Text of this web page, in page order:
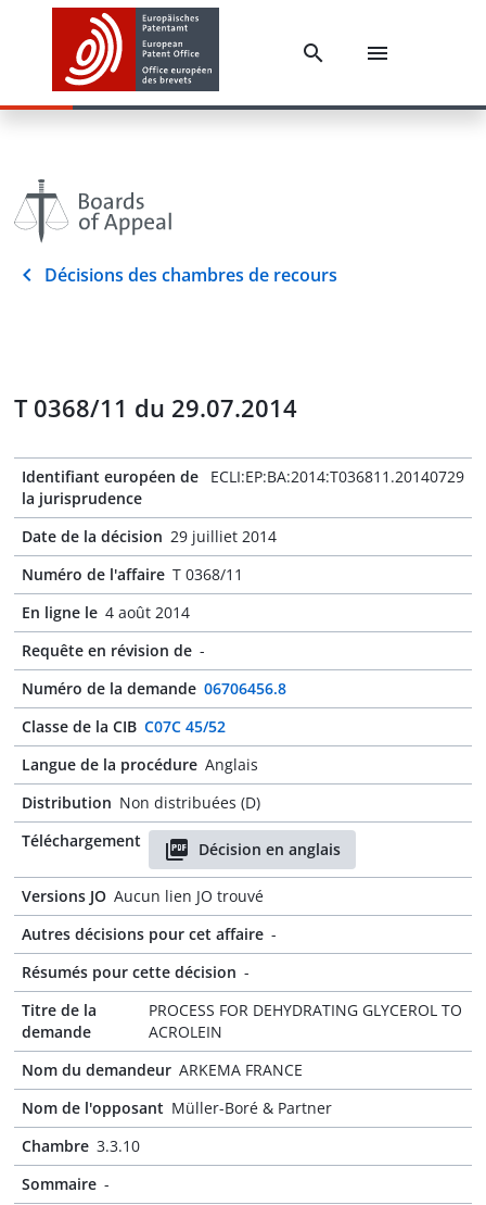
Décisions des chambres de recours
T 0368/11 du 29.07.2014
Identifiant européen de
la jurisprudence
ECLI:EP:BA:2014:T036811.20140729
Date de la décision 29 juilliet 2014
Numéro de l'affaire T 0368/11
En ligne le 4 août 2014
Requête en révision de -
Numéro de la demande 06706456.8
Classe de la CIB C07C 45/52
Langue de la procédure Anglais
Distribution Non distribuées (D)
Téléchargement
Décision en anglais
Versions JO Aucun lien JO trouvé
Autres décisions pour cet affaire -
Résumés pour cette décision -
Titre de la
demande
PROCESS FOR DEHYDRATING GLYCEROL TO
ACROLEIN
Nom du demandeur ARKEMA FRANCE
Nom de l'opposant Müller-Boré & Partner
Chambre 3.3.10
Sommaire -